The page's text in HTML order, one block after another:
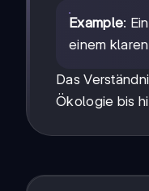
Example: Ein
einem klaren
Das
Ökologie bis